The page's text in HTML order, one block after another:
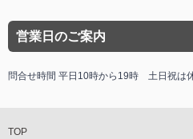
営業日のご案内
問合せ時間 平日10時から19時 土日祝は
TOP